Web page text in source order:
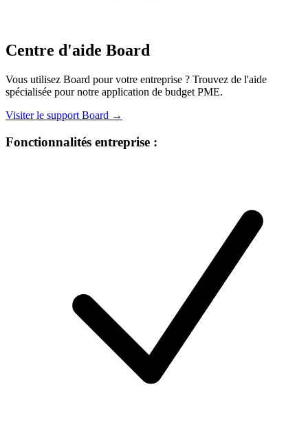
Centre d'aide Board
Vous utilisez Board pour votre entreprise ? Trouvez de l'aide
spécialisée pour notre application de budget PME.
Visiter le support Board →
Fonctionnalités entreprise :